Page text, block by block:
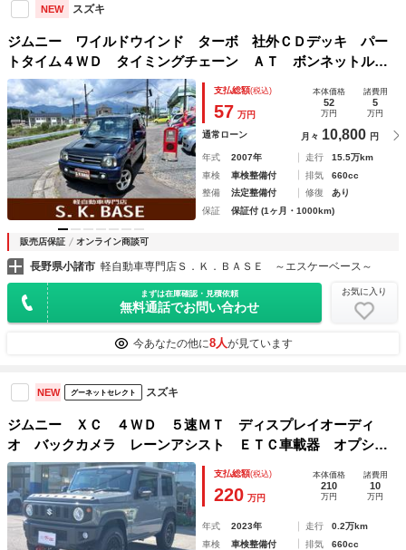
NEW スズキ
ジムニー ワイルドウインド ターボ 社外ＣＤデッキ パー
トタイム４ＷＤ タイミングチェーン ＡＴ ボンネットルー
フツートンカラー シートヒーター 純正アルミ フォグラン
プ
支払総額(税込)
57 万円
本体価格
52
万円
諸費用
5
万円
通常ローン 月々 10,800 円
年式 2007年 走行
15.5万km
車検
車検整備付 排気
660cc
整備
法定整備付 修復
あり
保証
保証付 (1ヶ月・1000km)
販売店保証 オンライン商談可
長野県小諸市 軽自動車専門店Ｓ．Ｋ．ＢＡＳＥ ～エスケーベース～
まずは在庫確認・見積依頼
無料通話でお問い合わせ
お気に入り
今あなたの他に8人が見ています
NEW グーネットセレクト スズキ
ジムニー ＸＣ ４ＷＤ ５速ＭＴ ディスプレイオーディ
オ バックカメラ レーンアシスト ＥＴＣ車載器 オプショ
ンパーツ有 プッシュスタート シートヒーター オートライ
ト 電動格納ドアミラー 社外アルミ 背面タイヤ
支払総額(税込)
220 万円
本体価格
210
万円
諸費用
10
万円
年式 2023年 走行
0.2万km
車検
車検整備付 排気
660cc